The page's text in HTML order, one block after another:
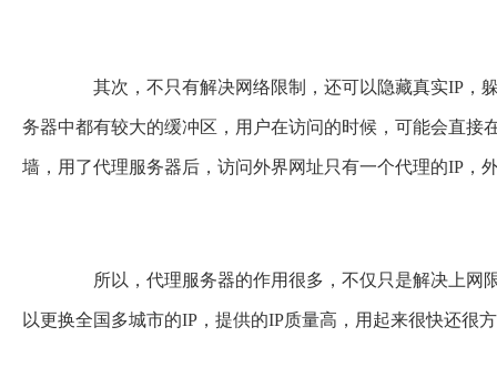
其次，不只有解决网络限制，还可以隐藏真实IP，
务器中都有较大的缓冲区，用户在访问的时候，可能会直接
墙，用了代理服务器后，访问外界网址只有一个代理的IP，
所以，代理服务器的作用很多，不仅只是解决上网
以更换全国多城市的IP，提供的IP质量高，用起来很快还很